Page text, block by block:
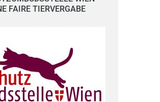
FAIRE TIERVERGABE